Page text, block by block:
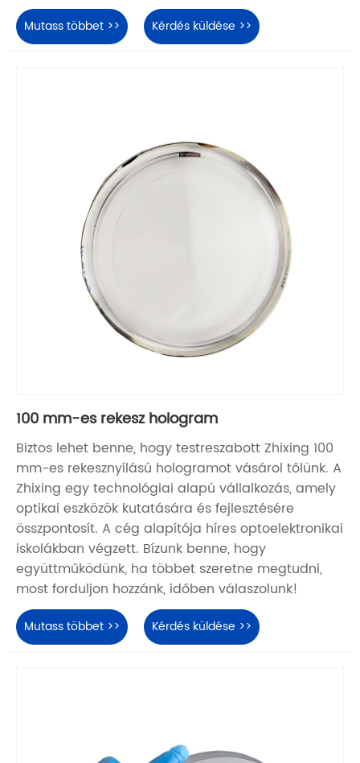
Mutass többet >> Kérdés küldése >>
100 mm-es rekesz hologram
Biztos lehet benne, hogy testreszabott Zhixing 100
mm-es rekesznyílású hologramot vásárol tőlünk. A
Zhixing egy technológiai alapú vállalkozás, amely
optikai eszközök kutatására és fejlesztésére
összpontosít. A cég alapítója híres optoelektronikai
iskolákban végzett. Bízunk benne, hogy
együttműködünk, ha többet szeretne megtudni,
most forduljon hozzánk, időben válaszolunk!
Mutass többet >> Kérdés küldése >>